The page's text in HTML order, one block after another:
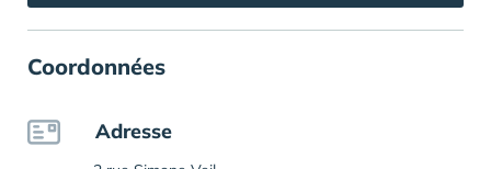
Coordonnées
Adresse